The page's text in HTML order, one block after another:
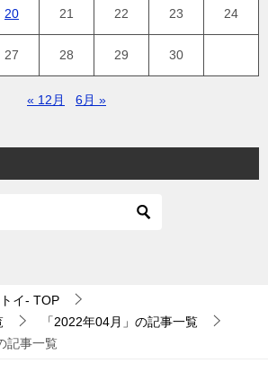
20 21 22 23 24
27 28 29 30
« 12月 6月 »
イ- TOP
「2022年04月」の記事一覧
記事一覧